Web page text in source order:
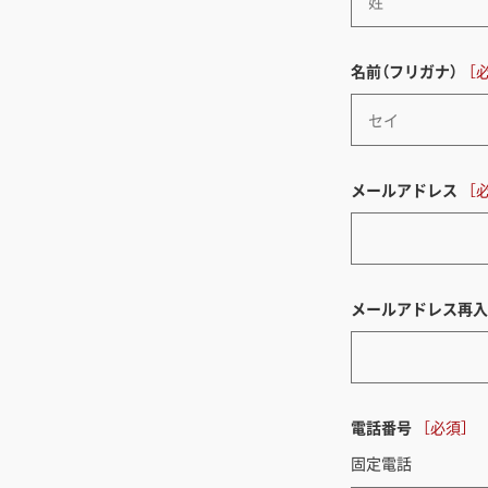
名前（フリガナ）
メールアドレス
メールアドレス再
電話番号
固定電話